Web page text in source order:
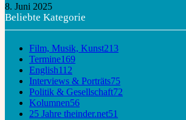
8. Juni 2025
Beliebte Kategorie
Film, Musik, Kunst213
Termine169
English112
Interviews & Porträts75
Politik & Gesellschaft72
Kolumnen56
25 Jahre theinder.net51